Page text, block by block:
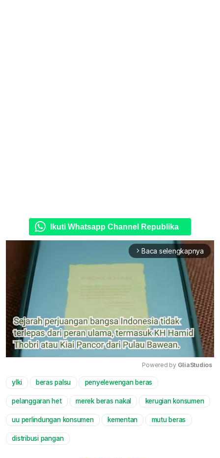
Ikuti Whatsapp Channel Republika
arrow_forward_ios Baca selengkapnya
Powered by GliaStudios
ylki beras palsu penyelewengan beras
pelanggaran het merek beras nakal kerugian konsumen
uu perlindungan konsumen kementan mutu beras
distribusi pangan